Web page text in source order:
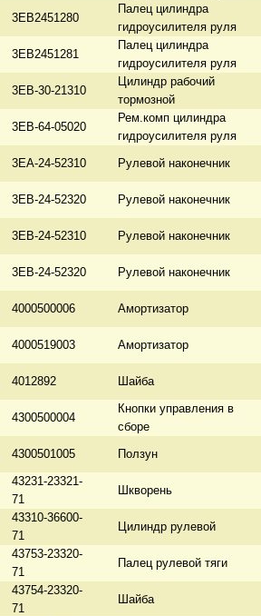
3EB2451280
Палец цилиндра
гидроусилителя руля
3EB2451281
Палец цилиндра
гидроусилителя руля
3EB-30-21310
Цилиндр рабочий
тормозной
3EB-64-05020
Рем.комп цилиндра
гидроусилителя руля
3ЕA-24-52310
Рулевой наконечник
3ЕB-24-52320
Рулевой наконечник
3ЕВ-24-52310
Рулевой наконечник
3ЕВ-24-52320
Рулевой наконечник
4000500006
Амортизатор
4000519003
Амортизатор
4012892
Шайба
4300500004
Кнопки управления в
сборе
4300501005
Ползун
43231-23321-
71
Шкворень
43310-36600-
71
Цилиндр рулевой
43753-23320-
71
Палец рулевой тяги
43754-23320-
71
Шайба